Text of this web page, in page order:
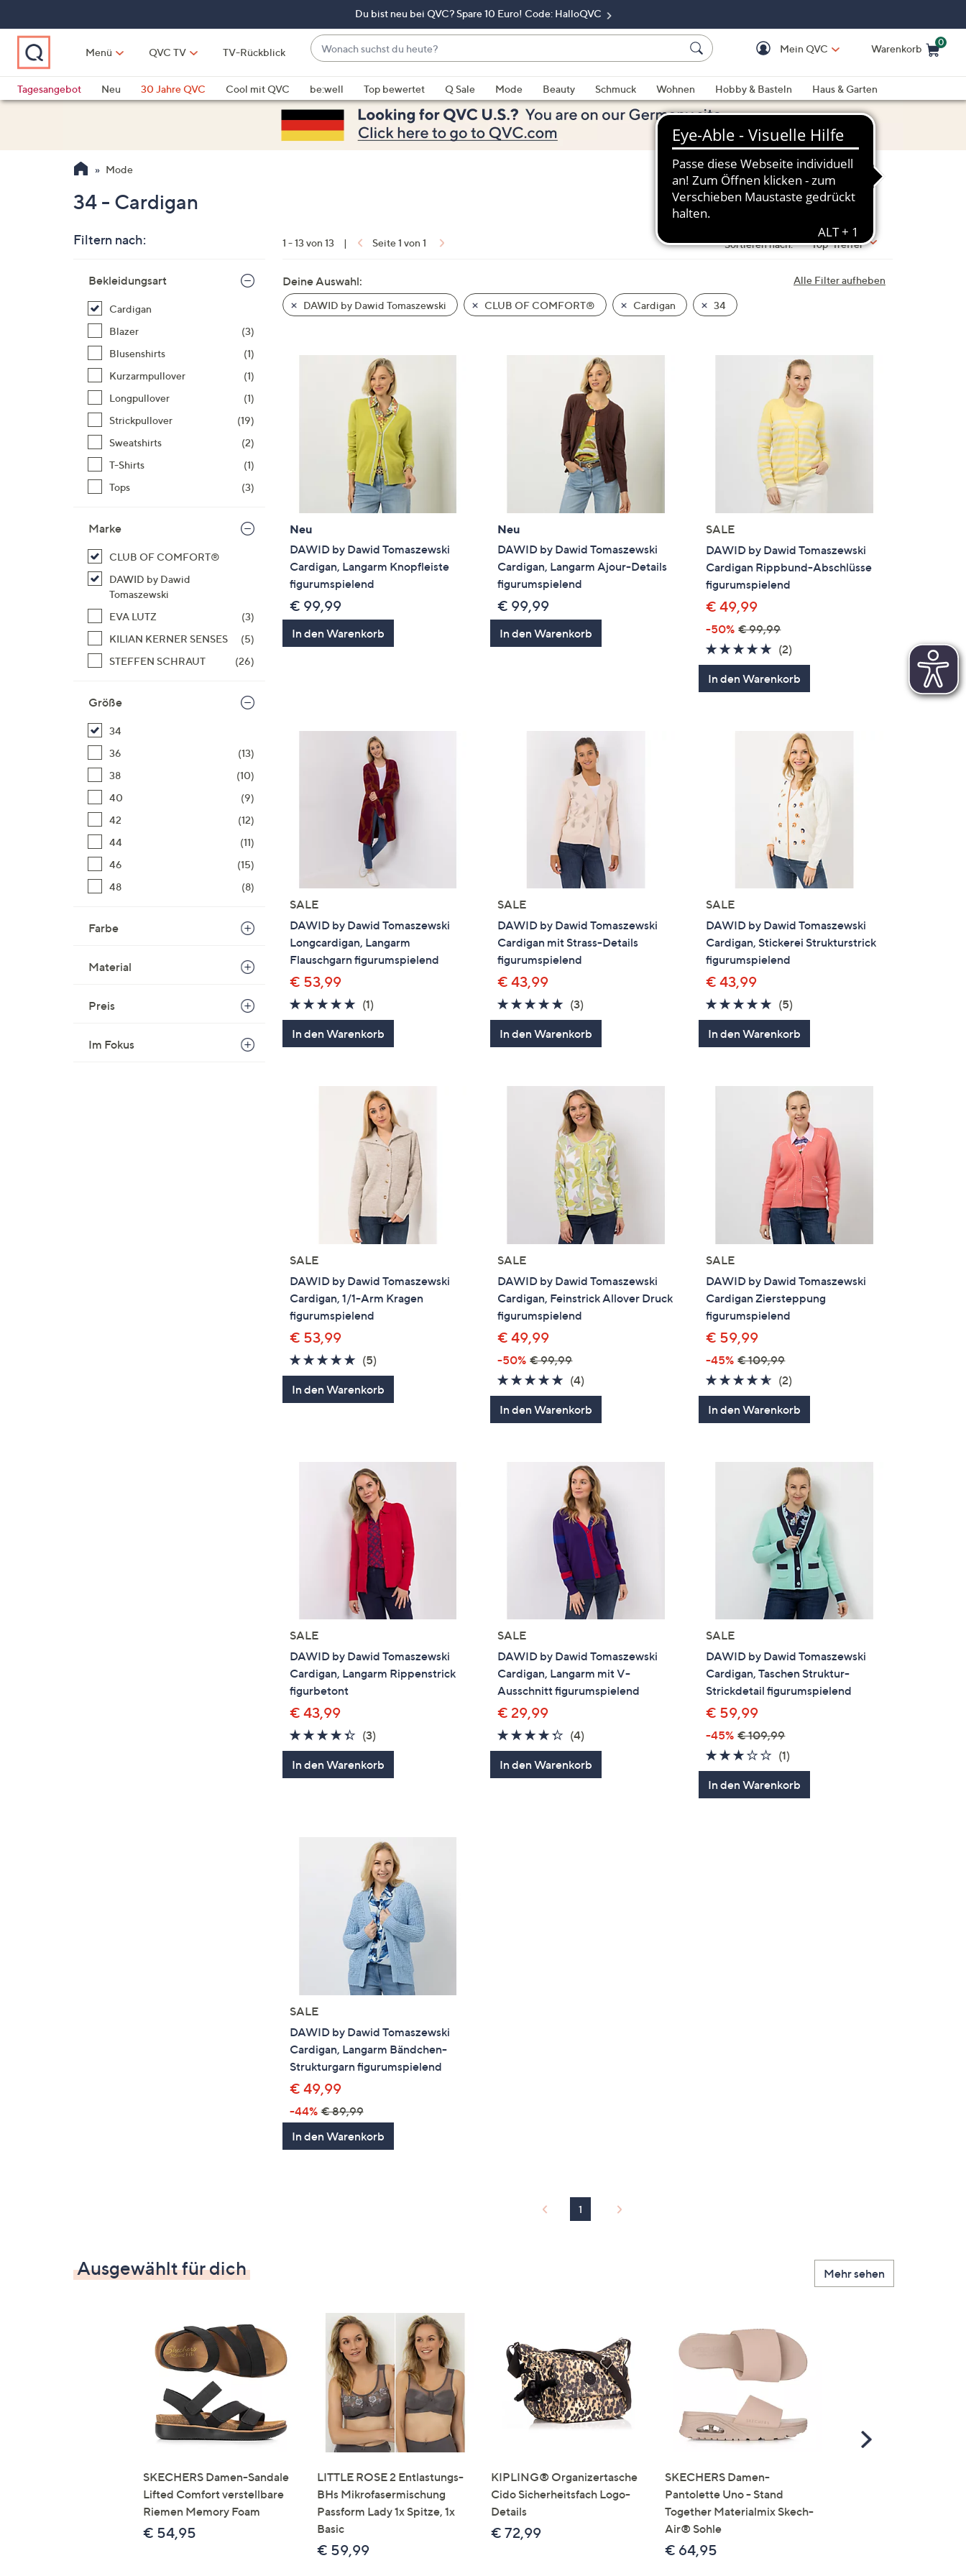
springen
Du bist neu bei QVC? Spare 10 Euro! Code: HalloQVC
Menü QVC TV TV-Rückblick
Wonach
suchst
du
heute?
Vorschläge
verfügbar
sind,
verwenden
und
unten
oder
wischen
anzuzeigen.
Mein QVC Warenkorb
0
Tagesangebot
Neu 30 Jahre QVC Cool mit QVC be:well Top bewertet Q Sale Mode Beauty Schmuck Wohnen Hobby & Basteln
Haus & Garten
Mode
34 - Cardigan
Filtern nach:
Produktliste
Bekleidungsart
Cardigan
Blazer
(3)
Blusenshirts
(1)
Kurzarmpullover
(1)
Longpullover
(1)
Strickpullover
(19)
Sweatshirts
(2)
T-Shirts
(1)
Tops
(3)
Marke
CLUB OF COMFORT®
DAWID by Dawid
Tomaszewski
EVA LUTZ
(3)
KILIAN KERNER SENSES
(5)
STEFFEN SCHRAUT
(26)
Größe
34
36
(13)
38
(10)
40
(9)
42
(12)
44
(11)
46
(15)
48
(8)
Farbe
Material
Preis
Im Fokus
1 - 13 von 13 | Seite 1 von 1 Sortieren nach: Top-Treffer
Alle Filter aufheben
Deine Auswahl:
DAWID by Dawid Tomaszewski CLUB OF COMFORT® Cardigan 34
Neu
DAWID by Dawid Tomaszewski
Cardigan, Langarm Knopfleiste
figurumspielend
€ 99,99
In den Warenkorb
Neu
DAWID by Dawid Tomaszewski
Cardigan, Langarm Ajour-Details
figurumspielend
€ 99,99
In den Warenkorb
SALE
DAWID by Dawid Tomaszewski
Cardigan Rippbund-Abschlüsse
figurumspielend
€ 49,99
-50% € 99,99
5.0
von
5
(2)
Bewertungen
In den Warenkorb
SALE
DAWID by Dawid Tomaszewski
Longcardigan, Langarm
Flauschgarn figurumspielend
€ 53,99
5.0
von
5
(1)1
Bewertungen
In den Warenkorb
SALE
DAWID by Dawid Tomaszewski
Cardigan mit Strass-Details
figurumspielend
€ 43,99
5.0
von
5
(3)
Bewertungen
In den Warenkorb
SALE
DAWID by Dawid Tomaszewski
Cardigan, Stickerei Strukturstrick
figurumspielend
€ 43,99
5.0
von
5
(5)
Bewertungen
In den Warenkorb
SALE
DAWID by Dawid Tomaszewski
Cardigan, 1/1-Arm Kragen
figurumspielend
€ 53,99
5.0
von
5
(5)5
Bewertungen
In den Warenkorb
SALE
DAWID by Dawid Tomaszewski
Cardigan, Feinstrick Allover Druck
figurumspielend
€ 49,99
-50% € 99,99
4.8
von
5
(4)
Bewertungen
In den Warenkorb
SALE
DAWID by Dawid Tomaszewski
Cardigan Ziersteppung
figurumspielend
€ 59,99
-45% € 109,99
4.5
von
5
(2)
Bewertungen
In den Warenkorb
SALE
DAWID by Dawid Tomaszewski
Cardigan, Langarm Rippenstrick
figurbetont
€ 43,99
4.3
von
5
(3)3
Bewertungen
In den Warenkorb
SALE
DAWID by Dawid Tomaszewski
Cardigan, Langarm mit V-
Ausschnitt figurumspielend
€ 29,99
4.2
von
5
(4)
Bewertungen
In den Warenkorb
SALE
DAWID by Dawid Tomaszewski
Cardigan, Taschen Struktur-
Strickdetail figurumspielend
€ 59,99
-45% € 109,99
3.0
von
5
(1)
Bewertungen
In den Warenkorb
SALE
DAWID by Dawid Tomaszewski
Cardigan, Langarm Bändchen-
Strukturgarn figurumspielend
€ 49,99
-44% € 89,99
In den Warenkorb
1
Ausgewählt für dich Mehr sehen
SKECHERS Damen-Sandale
Lifted Comfort verstellbare
Riemen Memory Foam
€ 54,95
LITTLE ROSE 2 Entlastungs-
BHs Mikrofasermischung
Passform Lady 1x Spitze, 1x
Basic
€ 59,99
KIPLING® Organizertasche
Cido Sicherheitsfach Logo-
Details
€ 72,99
SKECHERS Damen-
Pantolette Uno - Stand
Together Materialmix Skech-
Air® Sohle
€ 64,95
Scroll